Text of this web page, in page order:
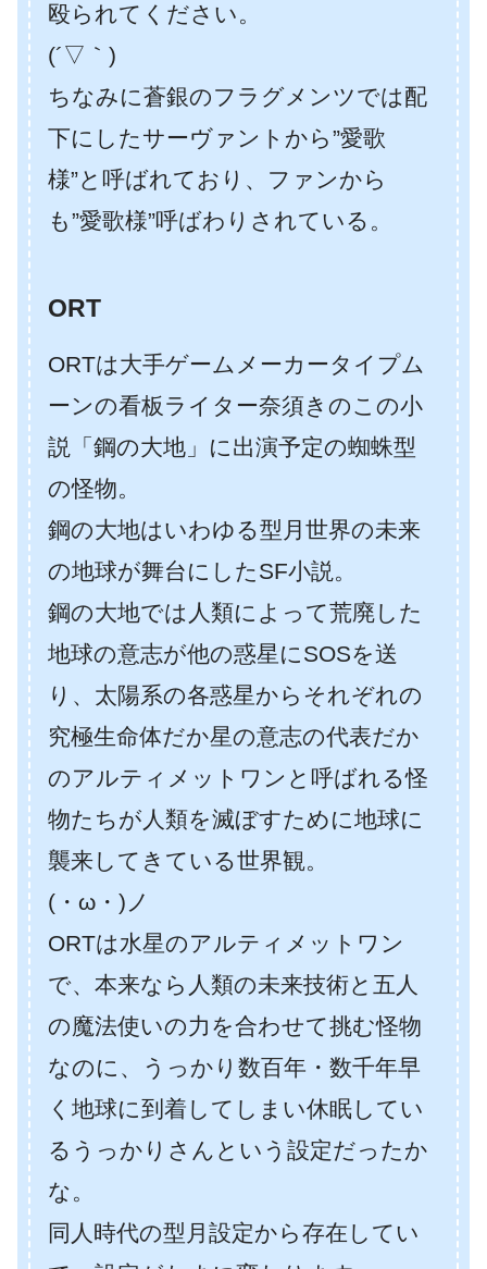
殴られてください。
(´▽｀)
ちなみに蒼銀のフラグメンツでは配
下にしたサーヴァントから”愛歌
様”と呼ばれており、ファンから
も”愛歌様”呼ばわりされている。
ORT
ORTは大手ゲームメーカータイプム
ーンの看板ライター奈須きのこの小
説「鋼の大地」に出演予定の蜘蛛型
の怪物。
鋼の大地はいわゆる型月世界の未来
の地球が舞台にしたSF小説。
鋼の大地では人類によって荒廃した
地球の意志が他の惑星にSOSを送
り、太陽系の各惑星からそれぞれの
究極生命体だか星の意志の代表だか
のアルティメットワンと呼ばれる怪
物たちが人類を滅ぼすために地球に
襲来してきている世界観。
(・ω・)ノ
ORTは水星のアルティメットワン
で、本来なら人類の未来技術と五人
の魔法使いの力を合わせて挑む怪物
なのに、うっかり数百年・数千年早
く地球に到着してしまい休眠してい
るうっかりさんという設定だったか
な。
同人時代の型月設定から存在してい